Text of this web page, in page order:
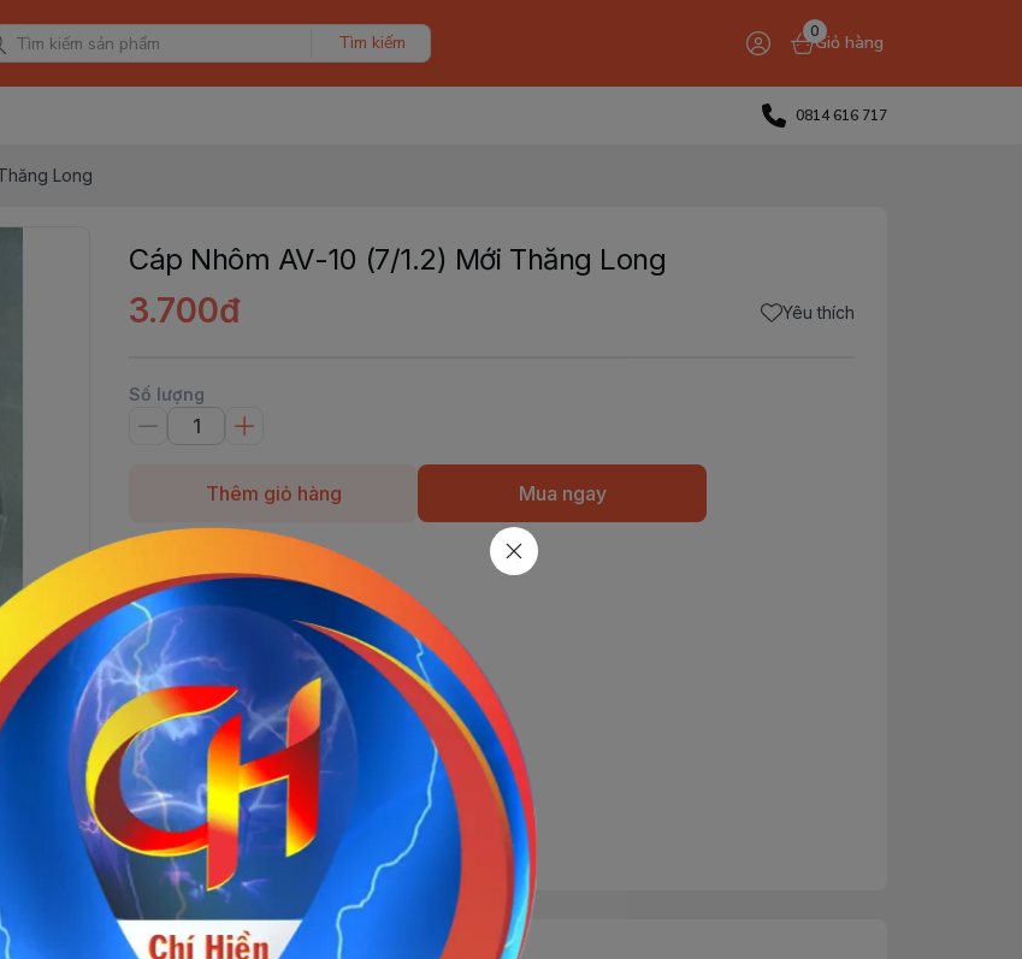
Tìm kiếm
0
Giỏ hàng
0814 616 717
Long
Cáp Nhôm AV-10 (7/1.2) Mới Thăng Long
3.700đ Yêu thích
Số lượng
Thêm giỏ hàng Mua ngay